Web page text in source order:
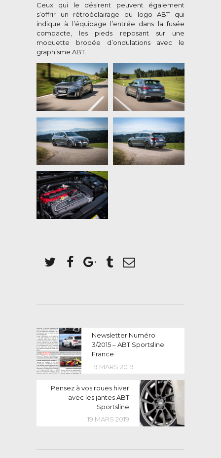
Ceux qui le désirent peuvent également
s’offrir un rétroéclairage du logo ABT qui
indique à l’équipage l’entrée dans la fusée
compacte, les pieds reposant sur une
moquette brodée d’ondulations avec le
graphisme ABT.
NAVIGATION
DE
L’ARTICLE
Previous
post:
Newsletter Numéro
3/2015 – ABT Sportsline
France
19 MARS 2019
Next
post:
Pensez à vos roues hiver
avec les jantes ABT
Sportsline
19 MARS 2019